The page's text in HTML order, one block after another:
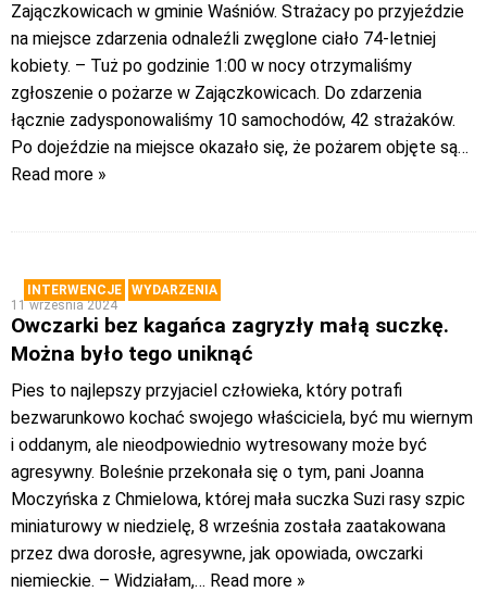
Zajączkowicach w gminie Waśniów. Strażacy po przyjeździe
na miejsce zdarzenia odnaleźli zwęglone ciało 74-letniej
kobiety. – Tuż po godzinie 1:00 w nocy otrzymaliśmy
zgłoszenie o pożarze w Zajączkowicach. Do zdarzenia
łącznie zadysponowaliśmy 10 samochodów, 42 strażaków.
Po dojeździe na miejsce okazało się, że pożarem objęte są…
Read more »
INTERWENCJE
WYDARZENIA
11 września 2024
Owczarki bez kagańca zagryzły małą suczkę.
Można było tego uniknąć
Pies to najlepszy przyjaciel człowieka, który potrafi
bezwarunkowo kochać swojego właściciela, być mu wiernym
i oddanym, ale nieodpowiednio wytresowany może być
agresywny. Boleśnie przekonała się o tym, pani Joanna
Moczyńska z Chmielowa, której mała suczka Suzi rasy szpic
miniaturowy w niedzielę, 8 września została zaatakowana
przez dwa dorosłe, agresywne, jak opowiada, owczarki
niemieckie. – Widziałam,… Read more »